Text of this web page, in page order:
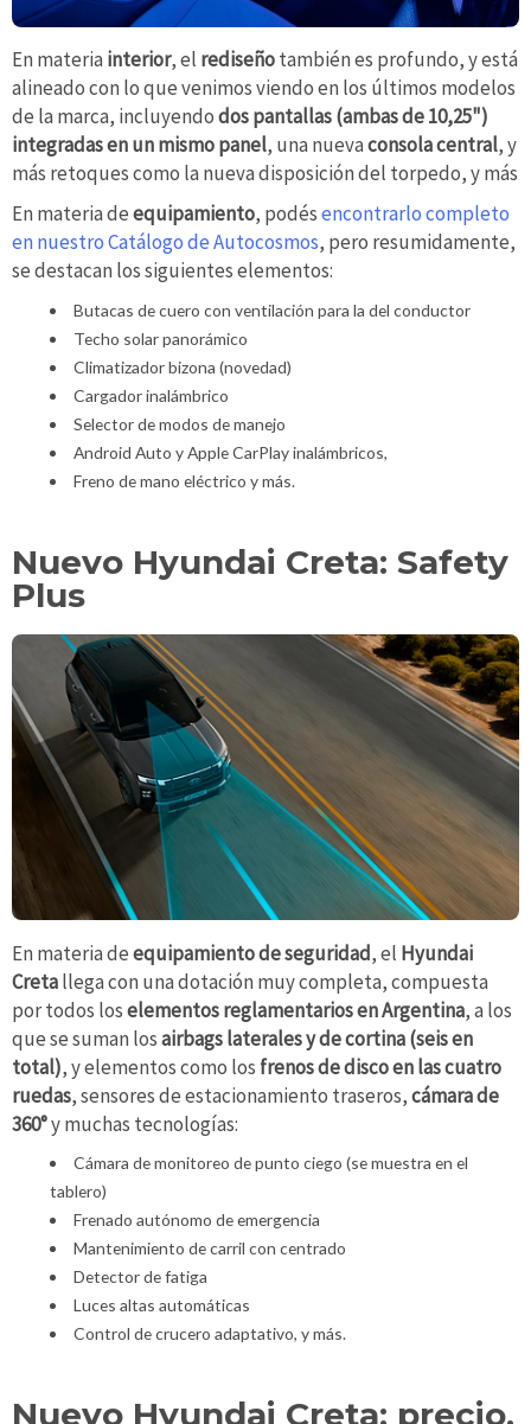
En materia interior, el rediseñotambién es profundo, y está
alineado con lo que venimos viendo en los últimos modelos
de la marca, incluyendodospantallas (ambas de 10,25")
integradas en un mismo panel, una nuevaconsola central, y
más retoques como la nueva disposición del torpedo, y más
En materia deequipamiento, podésencontrarlo completo
en nuestro Catálogo de Autocosmos, pero resumidamente,
se destacan los siguientes elementos:
Butacas de cuero con ventilación para la del conductor
Techo solar panorámico
Climatizador bizona (novedad)
Cargador inalámbrico
Selector de modos de manejo
Android Auto y Apple CarPlay inalámbricos,
Freno de mano eléctrico y más.
Nuevo Hyundai Creta: Safety
Plus
En materia deequipamiento de seguridad, el Hyundai
Cretallega con una dotación muy completa, compuesta
por todos loselementos reglamentarios en Argentina, a los
que se suman losairbags laterales y de cortina (seis en
total), y elementos como los frenos de disco en las cuatro
ruedas, sensores de estacionamiento traseros,cámara de
360°y muchas tecnologías:
Cámara de monitoreo de punto ciego (se muestra en el
tablero)
Frenado autónomo de emergencia
Mantenimiento de carril con centrado
Detector de fatiga
Luces altas automáticas
Control de crucero adaptativo, y más.
Nuevo Hyundai Creta: precio,